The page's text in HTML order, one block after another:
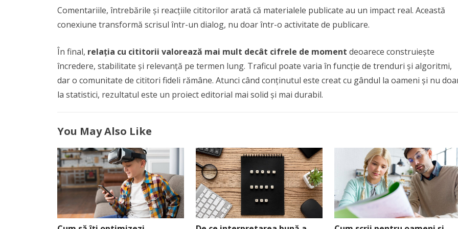
Comentariile, întrebările și reacțiile cititorilor arată că materialele publicate au un impact real. Această
conexiune transformă scrisul într-un dialog, nu doar într-o activitate de publicare.
În final, relația cu cititorii valorează mai mult decât cifrele de moment deoarece construiește
încredere, stabilitate și relevanță pe termen lung. Traficul poate varia în funcție de trenduri și algoritmi,
dar o comunitate de cititori fideli rămâne. Atunci când conținutul este creat cu gândul la oameni și nu
la statistici, rezultatul este un proiect editorial mai solid și mai durabil.
You May Also Like